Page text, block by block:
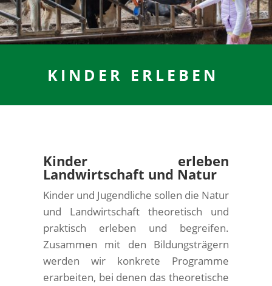
KINDER ERLEBEN
Kinder erleben
Landwirtschaft und Natur
Kinder und Jugendliche sollen die Natur
und Landwirtschaft theoretisch und
praktisch erleben und begreifen.
Zusammen mit den Bildungsträgern
werden wir konkrete Programme
erarbeiten, bei denen das theoretische